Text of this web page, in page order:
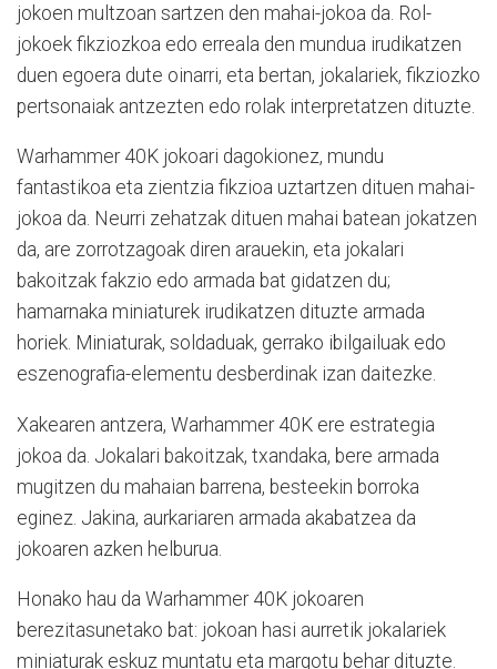
jokoen multzoan sartzen den mahai-jokoa da. Rol-
jokoek fikziozkoa edo erreala den mundua irudikatzen
duen egoera dute oinarri, eta bertan, jokalariek, fikziozko
pertsonaiak antzezten edo rolak interpretatzen dituzte.
Warhammer 40K jokoari dagokionez, mundu
fantastikoa eta zientzia fikzioa uztartzen dituen mahai-
jokoa da. Neurri zehatzak dituen mahai batean jokatzen
da, are zorrotzagoak diren arauekin, eta jokalari
bakoitzak fakzio edo armada bat gidatzen du;
hamarnaka miniaturek irudikatzen dituzte armada
horiek. Miniaturak, soldaduak, gerrako ibilgailuak edo
eszenografia-elementu desberdinak izan daitezke.
Xakearen antzera, Warhammer 40K ere estrategia
jokoa da. Jokalari bakoitzak, txandaka, bere armada
mugitzen du mahaian barrena, besteekin borroka
eginez. Jakina, aurkariaren armada akabatzea da
jokoaren azken helburua.
Honako hau da Warhammer 40K jokoaren
berezitasunetako bat: jokoan hasi aurretik jokalariek
miniaturak eskuz muntatu eta margotu behar dituzte.